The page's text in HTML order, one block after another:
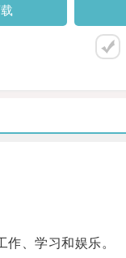
、学习和娱乐。